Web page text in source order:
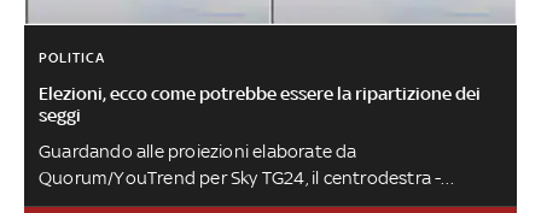
POLITICA
Elezioni, ecco come potrebbe essere la ripartizione dei
seggi
Guardando alle proiezioni elaborate da
Quorum/YouTrend per Sky TG24, il centrodestra -
trainato da Fratelli d'Italia - otterrebbe 235 posti a